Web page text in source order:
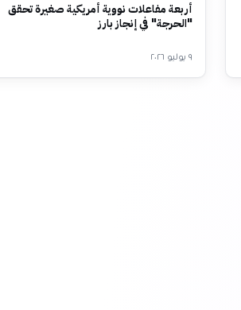
أربعة مفاعلات نووية أمريكية صغيرة تحقق
"الحرجة" في إنجاز بارز
٩ يوليو ٢٠٢٦